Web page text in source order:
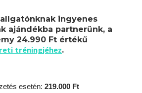
ingyenes
ajándékba partnerünk, a
24.990 Ft értékű
tréningjéhez.
esetén: 219.000 Ft